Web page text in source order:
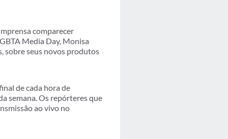
comparecer
Media Day, Monisa
sobre seus novos produtos
de cada hora de
semana. Os repórteres que
ao vivo no